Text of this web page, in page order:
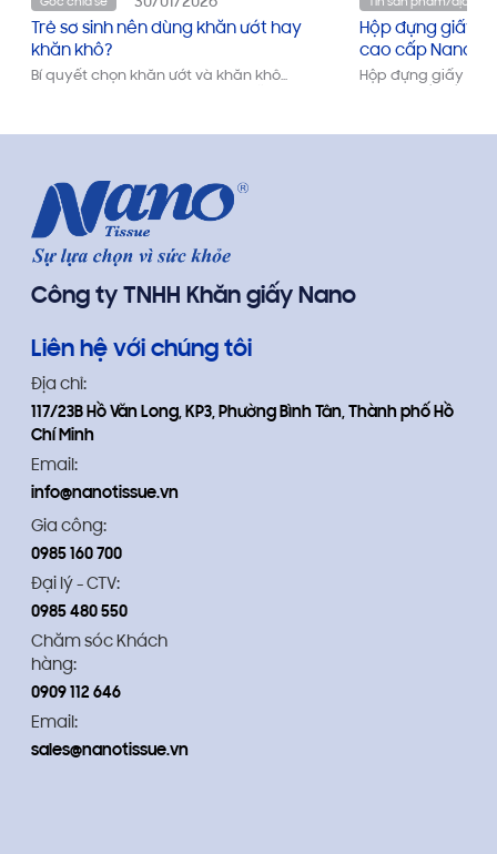
Trẻ sơ sinh nên dùng khăn ướt hay
khăn khô?
Bí quyết chọn khăn ướt và khăn khô
Hộp đựng giấy
cao cấp Nano
Hộp đựng giấy vệ
Công ty TNHH Khăn giấy Nano
Liên hệ với chúng tôi
Địa chỉ:
117/23B Hồ Văn Long, KP3, Phường Bình Tân, Thành phố Hồ
Chí Minh
Email:
info@nanotissue.vn
Gia công:
0985 160 700
Đại lý - CTV:
0985 480 550
Chăm sóc Khách
hàng:
0909 112 646
Email:
sales@nanotissue.vn